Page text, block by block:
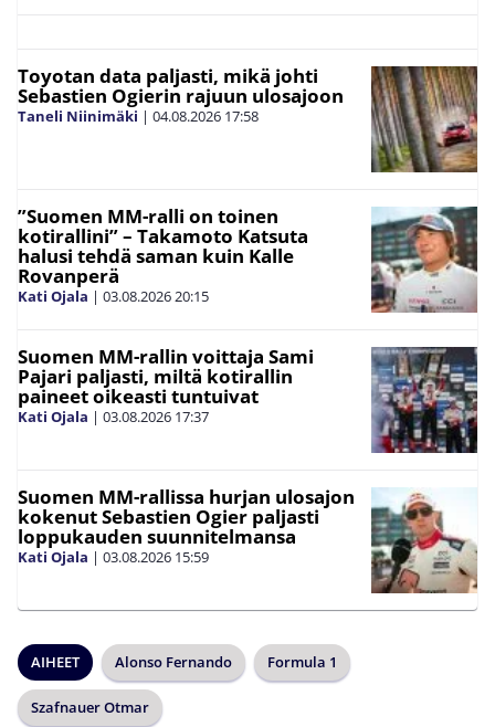
Toyotan data paljasti, mikä johti
Sebastien Ogierin rajuun ulosajoon
Taneli Niinimäki | 04.08.2026 17:58
”Suomen MM-ralli on toinen
kotirallini” – Takamoto Katsuta
halusi tehdä saman kuin Kalle
Rovanperä
Kati Ojala | 03.08.202620:15
Suomen MM-rallin voittaja Sami
Pajari paljasti, miltä kotirallin
paineet oikeasti tuntuivat
Kati Ojala | 03.08.2026 17:37
Suomen MM-rallissa hurjan ulosajon
kokenut Sebastien Ogier paljasti
loppukauden suunnitelmansa
Kati Ojala | 03.08.2026 15:59
AIHEET Alonso Fernando Formula 1
Szafnauer Otmar